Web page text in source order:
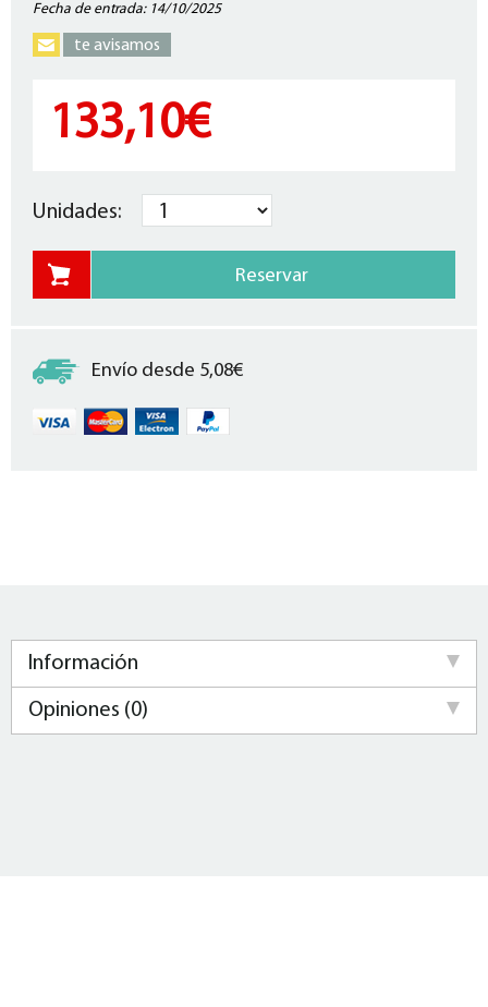
Fecha de entrada: 14/10/2025
te avisamos
133,10€
Unidades:
Envío desde 5,08€
Información
Opiniones (0)